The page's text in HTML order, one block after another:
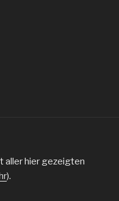
hier gezeigten
).